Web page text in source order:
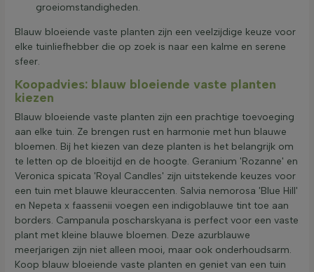
groeiomstandigheden.
Blauw bloeiende vaste planten zijn een veelzijdige keuze voor
elke tuinliefhebber die op zoek is naar een kalme en serene
sfeer.
Koopadvies: blauw bloeiende vaste planten
kiezen
Blauw bloeiende vaste planten zijn een prachtige toevoeging
aan elke tuin. Ze brengen rust en harmonie met hun blauwe
bloemen. Bij het kiezen van deze planten is het belangrijk om
te letten op de bloeitijd en de hoogte. Geranium 'Rozanne' en
Veronica spicata 'Royal Candles' zijn uitstekende keuzes voor
een tuin met blauwe kleuraccenten. Salvia nemorosa 'Blue Hill'
en Nepeta x faassenii voegen een indigoblauwe tint toe aan
borders. Campanula poscharskyana is perfect voor een vaste
plant met kleine blauwe bloemen. Deze azurblauwe
meerjarigen zijn niet alleen mooi, maar ook onderhoudsarm.
Koop blauw bloeiende vaste planten en geniet van een tuin